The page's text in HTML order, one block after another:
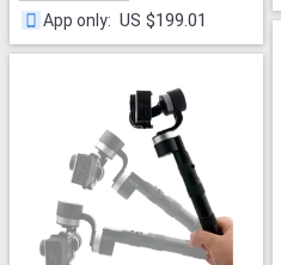
App only: US $199.01